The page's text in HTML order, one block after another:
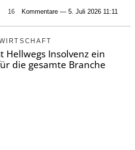
16 Kommentare — 5. Juli 2026 11:11
Hellwegs Insolvenz ein
die gesamte Branche